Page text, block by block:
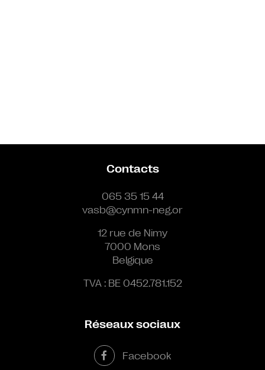
Contacts
065 35 15 44
vasb@cynmn-neg.or
12 rue de Nimy
7000 Mons
Belgique
TVA : BE 0452.781.152
Réseaux sociaux
Facebook